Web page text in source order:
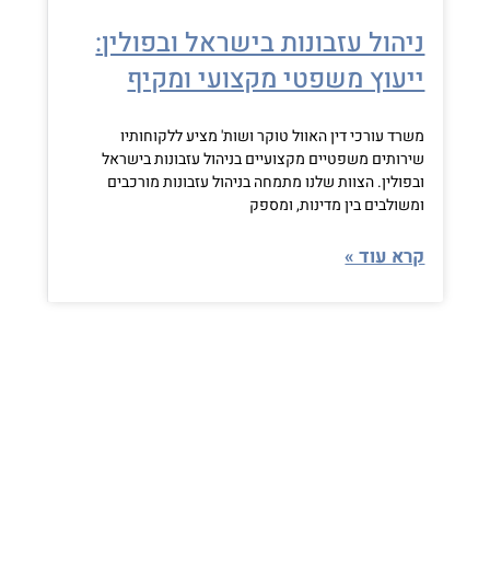
ניהול עזבונות בישראל ובפולין:
ייעוץ משפטי מקצועי ומקיף
משרד עורכי דין האוול טוקר ושות' מציע ללקוחותיו
שירותים משפטיים מקצועיים בניהול עזבונות בישראל
ובפולין. הצוות שלנו מתמחה בניהול עזבונות מורכבים
ומשולבים בין מדינות, ומספק
קרא עוד »